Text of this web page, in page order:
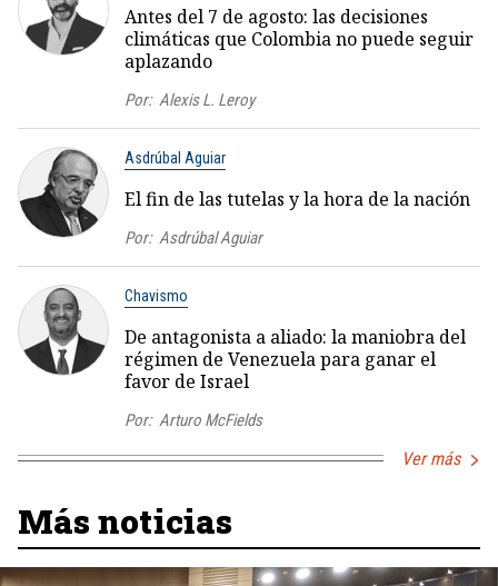
Antes del 7 de agosto: las decisiones
climáticas que Colombia no puede seguir
aplazando
Por: Alexis L. Leroy
Asdrúbal Aguiar
El fin de las tutelas y la hora de la nación
Por: Asdrúbal Aguiar
Chavismo
De antagonista a aliado: la maniobra del
régimen de Venezuela para ganar el
favor de Israel
Por: Arturo McFields
Ver más
Más noticias